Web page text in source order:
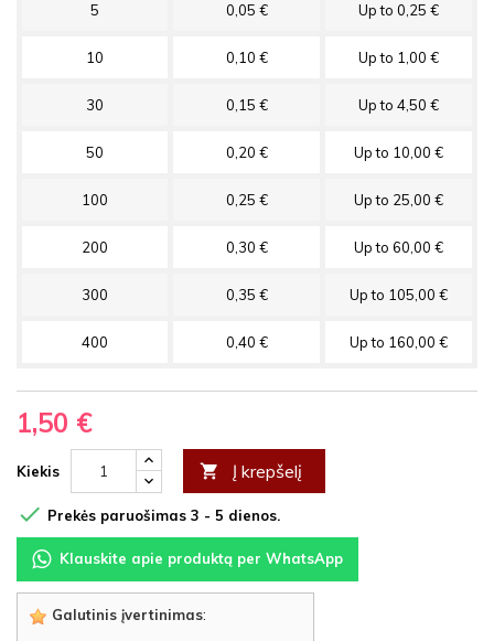
5 0,05 € Up to 0,25 €
10 0,10 € Up to 1,00 €
30 0,15 € Up to 4,50 €
50 0,20 € Up to 10,00 €
100 0,25 € Up to 25,00 €
200 0,30 € Up to 60,00 €
300 0,35 € Up to 105,00 €
400 0,40 € Up to 160,00 €
1,50 €
Kiekis  Į krepšelį
 Prekės paruošimas 3 - 5 dienos.
Klauskite apie produktą per WhatsApp
Galutinis įvertinimas: